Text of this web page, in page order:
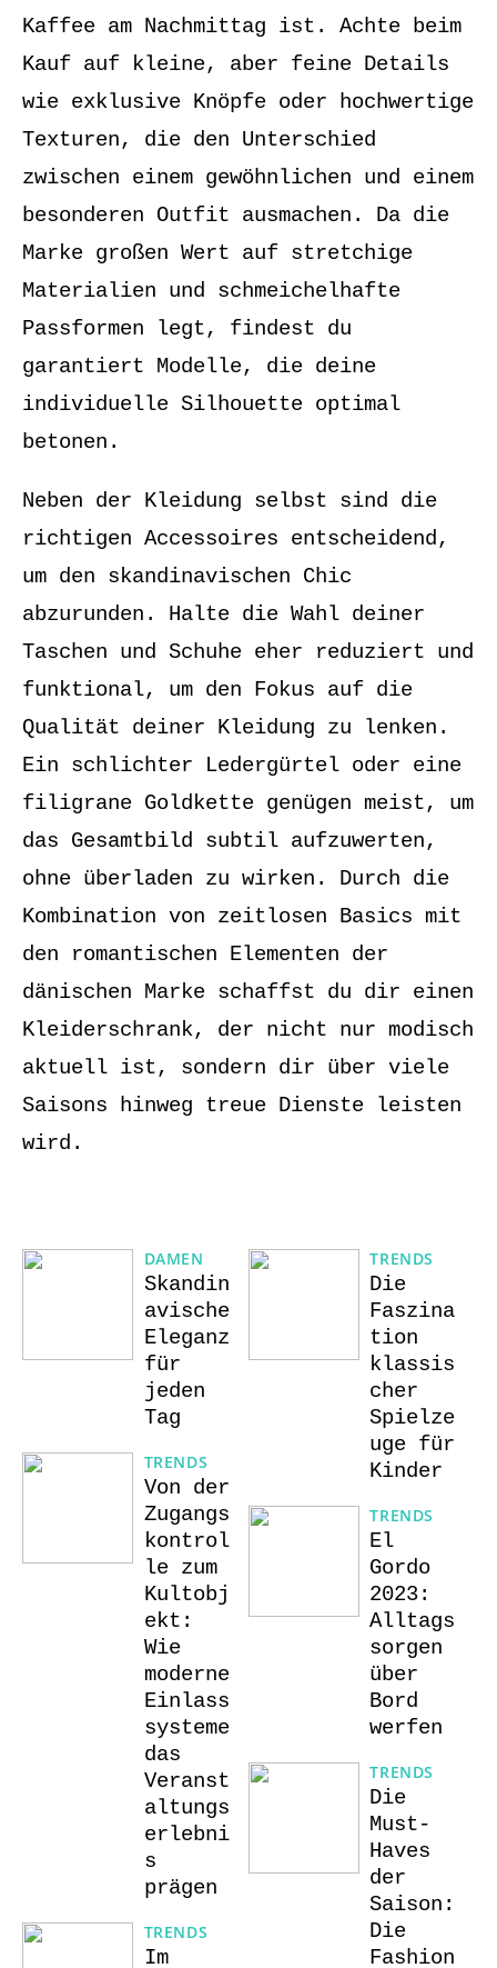
Kaffee am Nachmittag ist. Achte beim
Kauf auf kleine, aber feine Details
wie exklusive Knöpfe oder hochwertige
Texturen, die den Unterschied
zwischen einem gewöhnlichen und einem
besonderen Outfit ausmachen. Da die
Marke großen Wert auf stretchige
Materialien und schmeichelhafte
Passformen legt, findest du
garantiert Modelle, die deine
individuelle Silhouette optimal
betonen.
Neben der Kleidung selbst sind die
richtigen Accessoires entscheidend,
um den skandinavischen Chic
abzurunden. Halte die Wahl deiner
Taschen und Schuhe eher reduziert und
funktional, um den Fokus auf die
Qualität deiner Kleidung zu lenken.
Ein schlichter Ledergürtel oder eine
filigrane Goldkette genügen meist, um
das Gesamtbild subtil aufzuwerten,
ohne überladen zu wirken. Durch die
Kombination von zeitlosen Basics mit
den romantischen Elementen der
dänischen Marke schaffst du dir einen
Kleiderschrank, der nicht nur modisch
aktuell ist, sondern dir über viele
Saisons hinweg treue Dienste leisten
wird.
DAMEN
Skandin
avische
Eleganz
für
jeden
Tag
TRENDS
Von der
Zugangs
kontrol
le zum
Kultobj
ekt:
Wie
moderne
Einlass
systeme
das
Veranst
altungs
erlebni
s
prägen
TRENDS
Im
TRENDS
Die
Faszina
tion
klassis
cher
Spielze
uge für
Kinder
TRENDS
El
Gordo
2023:
Alltags
sorgen
über
Bord
werfen
TRENDS
Die
Must-
Haves
der
Saison:
Die
Fashion